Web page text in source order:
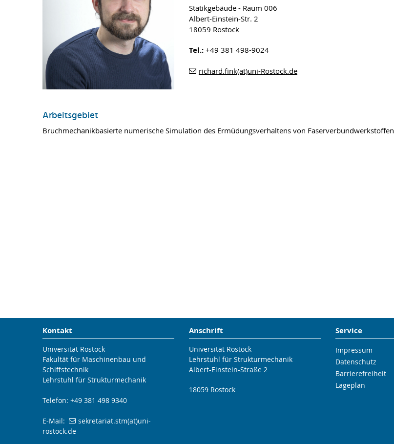
Statikgebäude - Raum 006
Albert-Einstein-Str. 2
18059 Rostock
Tel.:+49 381 498-9024
richard.fink(at)uni-Rostock.de
Arbeitsgebiet
Bruchmechanikbasierte numerische Simulation des Ermüdungsverhaltens von Faserverbundwerkstoffen
Kontakt
Universität Rostock
Fakultät für Maschinenbau und
Schiffstechnik
Lehrstuhl für Strukturmechanik
Telefon: +49 381 498 9340
E-Mail:
sekretariat.stm(at)uni-
rostock.de
Anschrift
Universität Rostock
Lehrstuhl für Strukturmechanik
Albert-Einstein-Straße 2
18059 Rostock
Service
Impressum
Datenschutz
Barrierefreiheit
Lageplan